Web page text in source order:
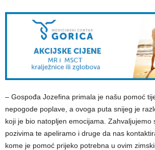
– Gospođa Jozefina primala je našu pomoć
nepogode poplave, a ovoga puta snijeg je
koji je bio natopljen emocijama. Zahvaljujemo
pozivima te apeliramo i druge da nas
kome je pomoć prijeko potrebna u ovim